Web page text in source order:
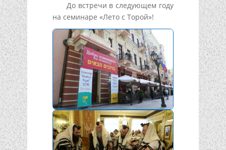
До встречи в следующем году
на семинаре «Лето с Торой»!